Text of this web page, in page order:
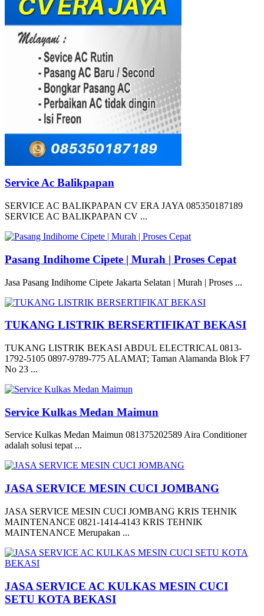
Service Ac Balikpapan
SERVICE AC BALIKPAPAN CV ERA JAYA 085350187189
SERVICE AC BALIKPAPAN CV ...
Pasang Indihome Cipete | Murah | Proses Cepat
Jasa Pasang Indihome Cipete Jakarta Selatan | Murah | Proses ...
TUKANG LISTRIK BERSERTIFIKAT BEKASI
TUKANG LISTRIK BEKASI ABDUL ELECTRICAL 0813-
1792-5105 0897-9789-775 ALAMAT; Taman Alamanda Blok F7
No 23 ...
Service Kulkas Medan Maimun
Service Kulkas Medan Maimun 081375202589 Aira Conditioner
adalah solusi tepat ...
JASA SERVICE MESIN CUCI JOMBANG
JASA SERVICE MESIN CUCI JOMBANG KRIS TEHNIK
MAINTENANCE 0821-1414-4143 KRIS TEHNIK
MAINTENANCE Merupakan ...
JASA SERVICE AC KULKAS MESIN CUCI
SETU KOTA BEKASI